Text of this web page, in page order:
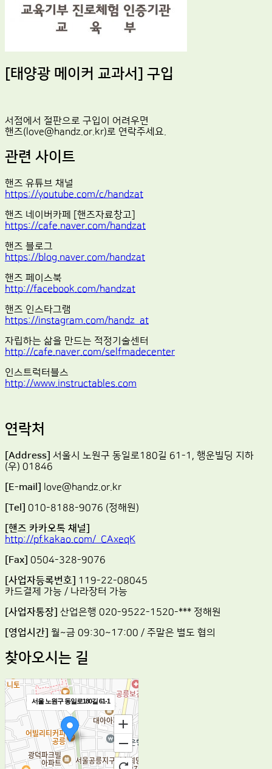
[태양광 메이커 교과서] 구입
서점에서 절판으로 구입이 어려우면
핸즈(love@handz.or.kr)로 연락주세요.
관련 사이트
핸즈 유튜브 채널
https://youtube.com/c/handzat
핸즈 네이버카페 [핸즈자료창고]
https://cafe.naver.com/handzat
핸즈 블로그
https://blog.naver.com/handzat
핸즈 페이스북
http://facebook.com/handzat
핸즈 인스타그램
https://instagram.com/handz_at
자립하는 삶을 만드는 적정기술센터
http://cafe.naver.com/selfmadecenter
인스트럭터블스
http://www.instructables.com
연락처
[Address] 서울시 노원구 동일로180길 61-1, 행운빌딩 지하
(우) 01846
[E-mail] love@handz.or.kr
[Tel] 010-8188-9076 (정해원)
[핸즈 카카오톡 채널]
http://pf.kakao.com/_CAxeqK
[Fax] 0504-328-9076
[사업자등록번호] 119-22-08045
카드결제 가능 / 나라장터 가능
[사업자통장] 산업은행 020-9522-1520-*** 정해원
[영업시간] 월~금 09:30~17:00 / 주말은 별도 협의
찾아오시는 길
서울 노원구 동일로180길 61-1